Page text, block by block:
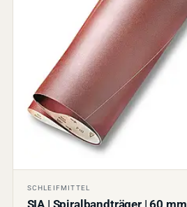
SCHLEIFMITTEL